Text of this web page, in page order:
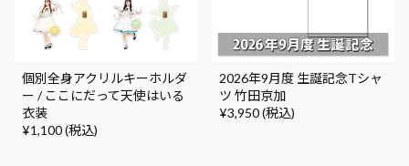
個別全身アクリルキーホルダ
ー / ここにだって天使はいる
衣装
¥1,100 (税込)
2026年9月度 生誕記念Tシャ
ツ 竹田京加
¥3,950 (税込)